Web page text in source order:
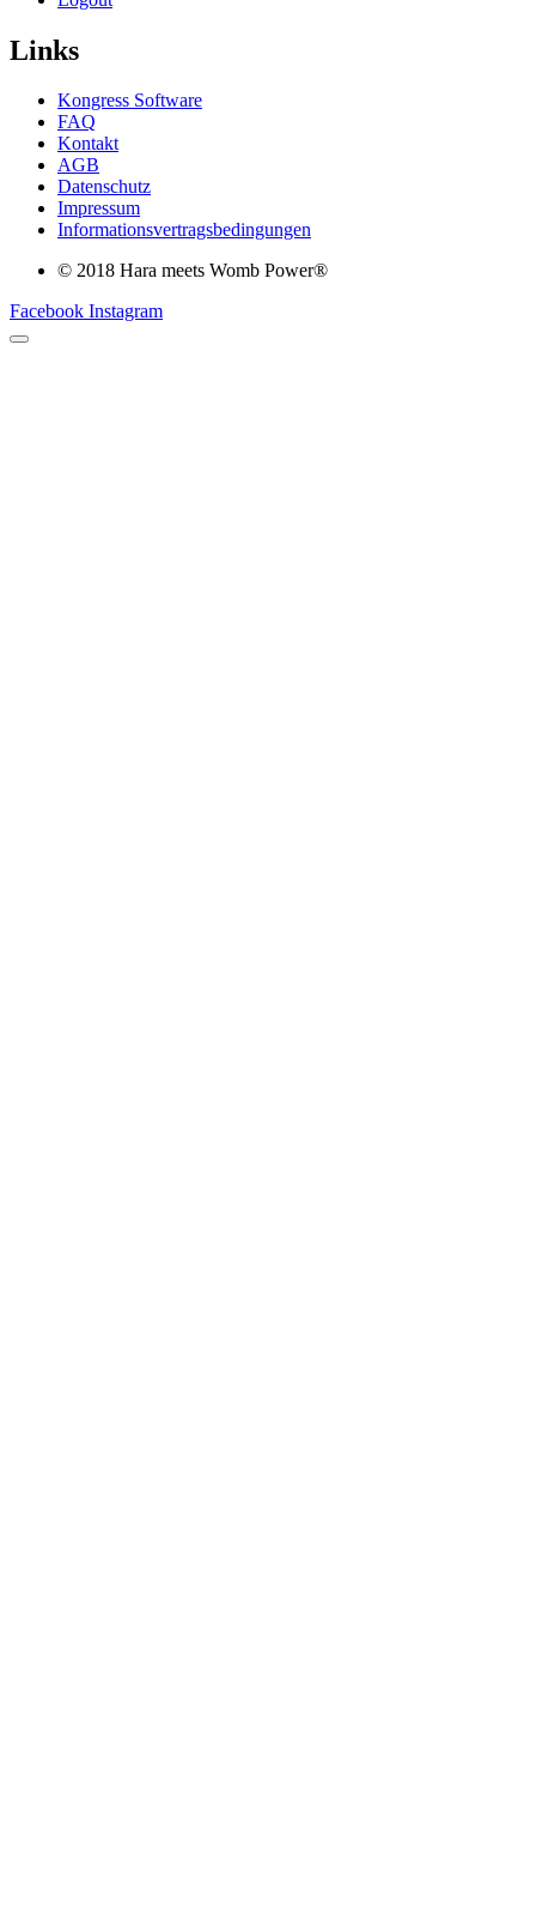
Links
Kongress Software
FAQ
Kontakt
AGB
Datenschutz
Impressum
Informationsvertragsbedingungen
© 2018 Hara meets Womb Power®
Facebook Instagram